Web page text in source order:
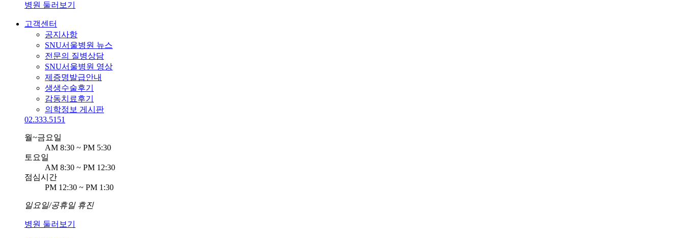
병원 둘러보기
고객센터
공지사항
SNU서울병원 뉴스
전문의 질병상담
SNU서울병원 영상
제증명발급안내
생생수술후기
감동치료후기
의학정보 게시판
02.333.5151
월~금요일
AM 8:30 ~ PM 5:30
토요일
AM 8:30 ~ PM 12:30
점심시간
PM 12:30 ~ PM 1:30
일요일/공휴일 휴진
병원 둘러보기